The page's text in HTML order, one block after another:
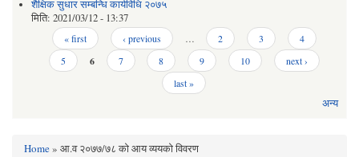
शैक्षिक सुधार सम्बन्धि कार्यविधि २०७५
मिति: 2021/03/12 - 13:37
Pages « first ‹ previous … 2 3
4
5
6 7 8 9 10
next ›
last »
अन्य
Home» आ.व २०७७/७८ को आय व्ययको विवरण